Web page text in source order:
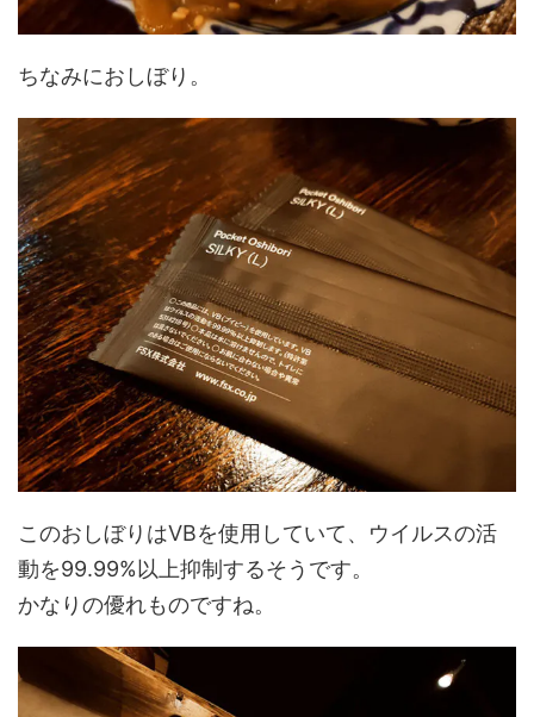
ちなみにおしぼり。
このおしぼりはVBを使用していて、ウイルスの活
動を99.99%以上抑制するそうです。
かなりの優れものですね。